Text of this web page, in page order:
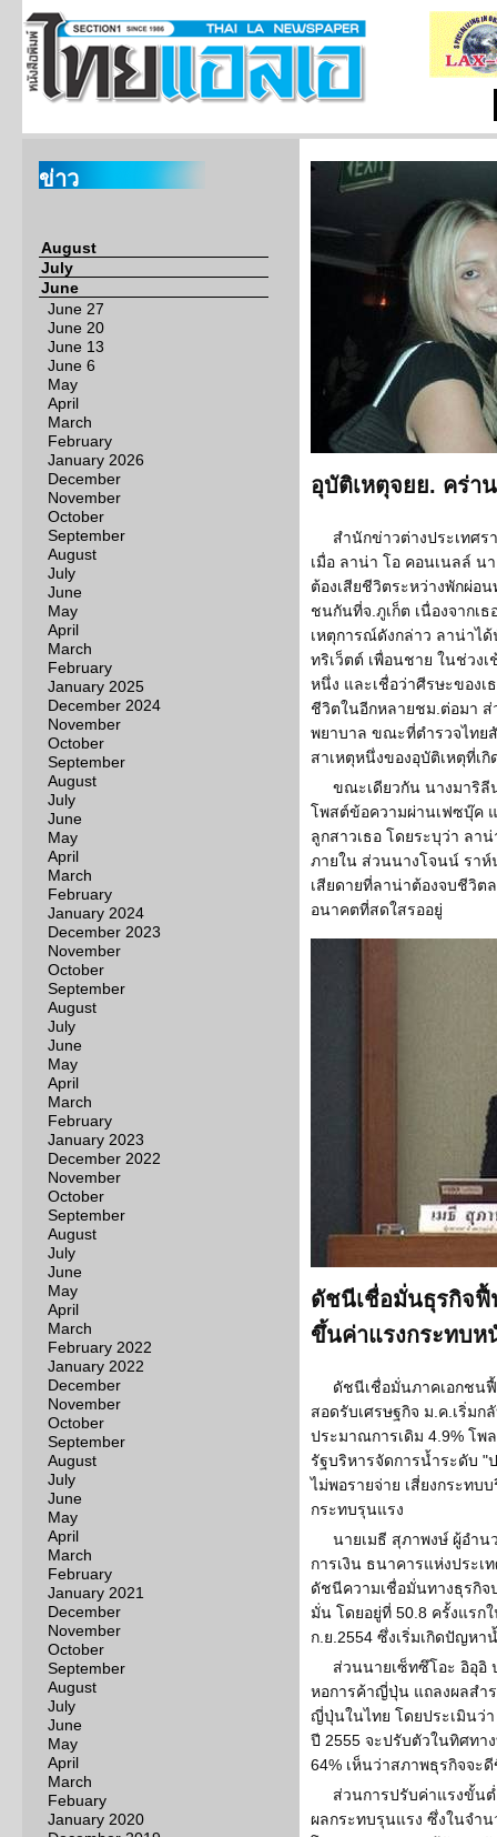
ข่าว
August
July
June
June 27
June 20
June 13
June 6
May
April
March
February
January 2026
December
November
October
September
August
July
June
May
April
March
February
January 2025
December 2024
November
October
September
August
July
June
May
April
March
February
January 2024
December 2023
November
October
September
August
July
June
May
April
March
February
January 2023
December 2022
November
October
September
August
July
June
May
April
March
February 2022
January 2022
December
November
October
September
August
July
June
May
April
March
February
January 2021
December
November
October
September
August
July
June
May
April
March
Febuary
January 2020
อุบัติเหตุจยย. คร่า
สำนักข่าวต่างประเทศร
เมื่อ ลาน่า โอ คอนเนลล์ น
ต้องเสียชีวิตระหว่างพักผ่อ
ชนกันที่จ.ภูเก็ต เนื่องจากเ
เหตุการณ์ดังกล่าว ลาน่าไ
ทริเว็ตต์ เพื่อนชาย ในช่วง
หนึ่ง และเชื่อว่าศีรษะของเ
ชีวิตในอีกหลายชม.ต่อมา ส่
พยาบาล ขณะที่ตำรวจไทย
สาเหตุหนึ่งของอุบัติเหตุที่เ
ขณะเดียวกัน นางมาริลี
โพสต์ข้อความผ่านเฟซบุ๊ค
ลูกสาวเธอ โดยระบุว่า ลา
ภายใน ส่วนนางโจนน์ รา
เสียดายที่ลาน่าต้องจบชีวิต
อนาคตที่สดใสรออยู่
ดัชนีเชื่อมั่นธุรกิจ
ขึ้นค่าแรงกระทบห
ดัชนีเชื่อมั่นภาคเอกชน
สอดรับเศรษฐกิจ ม.ค.เริ่ม
ประมาณการเดิม 4.9% โพ
รัฐบริหารจัดการน้ำระดับ "
ไม่พอรายจ่าย เสี่ยงกระท
กระทบรุนแรง
นายเมธี สุภาพงษ์ ผู้อำน
การเงิน ธนาคารแห่งประเ
ดัชนีความเชื่อมั่นทางธุรกิ
มั่น โดยอยู่ที่ 50.8 ครั้งแรก
ก.ย.2554 ซึ่งเริ่มเกิดปัญห
ส่วนนายเซ็ทซึโอะ อิอุอิ
หอการค้าญี่ปุ่น แถลงผลสำ
ญี่ปุ่นในไทย โดยประเมินว่
ปี 2555 จะปรับตัวในทิศทา
64% เห็นว่าสภาพธุรกิจจะ
ส่วนการปรับค่าแรงขั้น
ผลกระทบรุนแรง ซึ่งในจำ